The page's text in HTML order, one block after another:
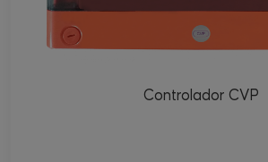
Controlador CVP